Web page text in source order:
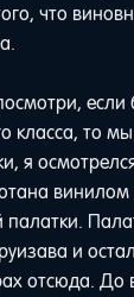
что
класса, то
я
и
отсюда. До